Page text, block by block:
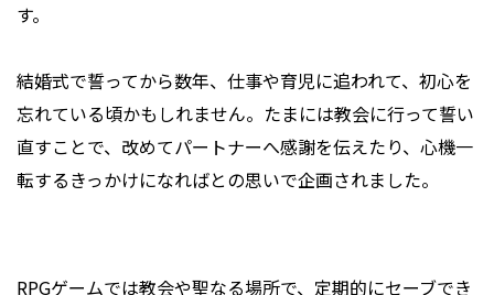
す。
結婚式で誓ってから数年、仕事や育児に追われて、初心を
忘れている頃かもしれません。たまには教会に行って誓い
直すことで、改めてパートナーへ感謝を伝えたり、心機一
転するきっかけになればとの思いで企画されました。
RPGゲームでは教会や聖なる場所で、定期的にセーブでき